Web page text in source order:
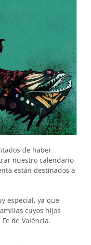
de haber
nuestro calendario
están destinados a
especial, ya que
cuyos hijos
de València.